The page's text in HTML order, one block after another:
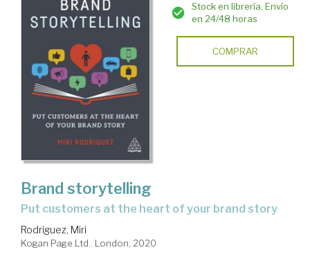
Stock en librería. Envío
en 24/48 horas
COMPRAR
Brand storytelling
put customers at the heart of your brand story
Rodriguez, Miri
Kogan Page Ltd.. London, 2020